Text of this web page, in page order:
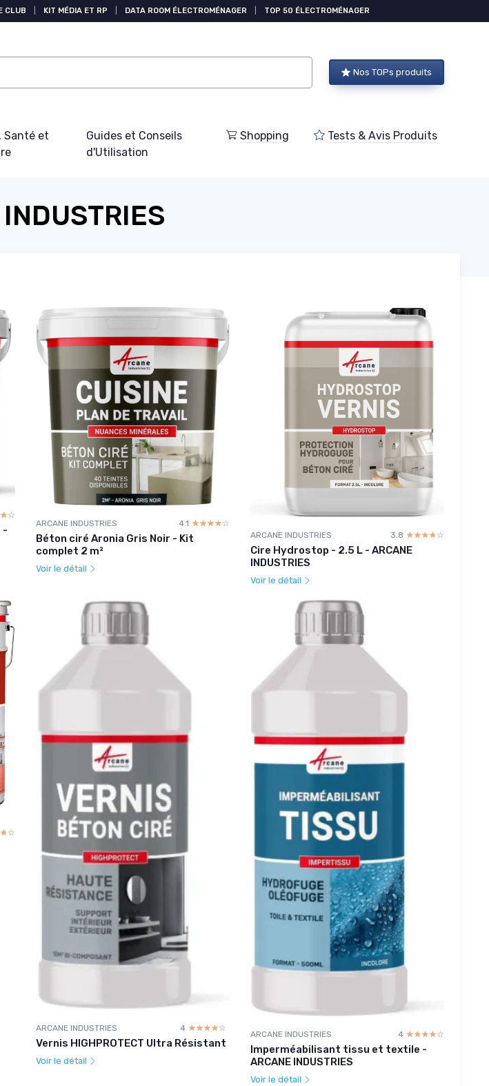
CLUB KIT MÉDIA ET RP DATA ROOM ÉLECTROMÉNAGER TOP 50 ÉLECTROMÉNAGER
Nos TOPs produits
Santé et
Guides et Conseils
d'Utilisation
Shopping Tests & Avis Produits
-
ARCANE INDUSTRIES 4.1 ☆☆☆☆☆
★★★★★
Béton ciré Aronia Gris Noir - Kit
complet 2 m²
Voir le détail
ARCANE INDUSTRIES 3.8 ☆☆☆☆☆
★★★★★
Cire Hydrostop - 2.5 L - ARCANE
INDUSTRIES
Voir le détail
ARCANE INDUSTRIES 4 ☆☆☆☆☆
★★★★★
Vernis HIGHPROTECT Ultra Résistant
Voir le détail
ARCANE INDUSTRIES 4 ☆☆☆☆☆
★★★★★
Imperméabilisant tissu et textile -
ARCANE INDUSTRIES
Voir le détail